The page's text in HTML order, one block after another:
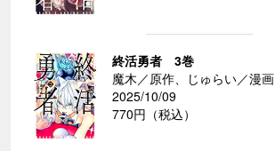
終活勇者 3巻
魔木／原作、じゅらい／漫画
2025/10/09
770円（税込）